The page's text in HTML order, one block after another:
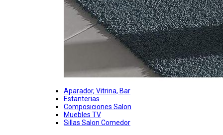
Aparador, Vitrina, Bar
Estanterias
Composiciones Salon
Muebles TV
Sillas Salon Comedor